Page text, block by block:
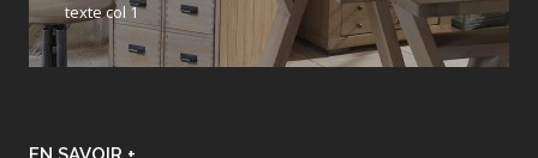
texte col 1